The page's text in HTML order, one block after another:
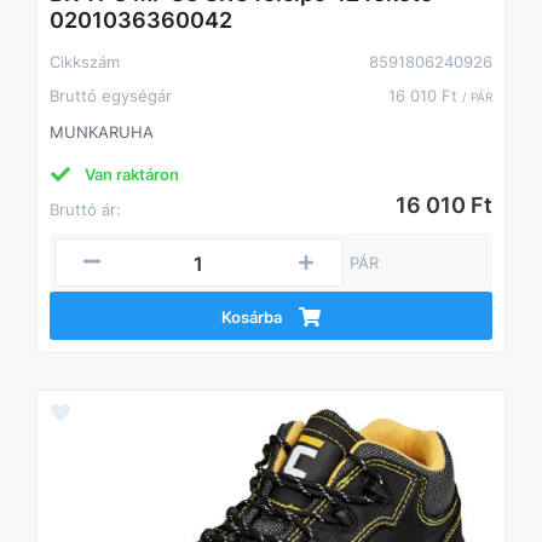
0201036360042
Cikkszám
8591806240926
Bruttó egységár
16 010 Ft / PÁR
MUNKARUHA
Van raktáron
Bruttó ár:
16 010 Ft
PÁR
Kosárba